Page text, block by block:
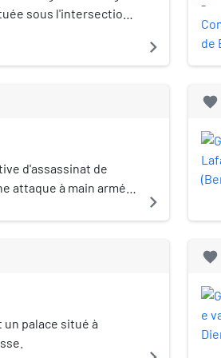
mondiale.
sous l'intersection
navigate_next
d'assassinat de
attaque à main armée
Ier, qu'il arrive à
il s'agit d'un des
avant, subit une
l'Ouest. Cela pousse
stratégies,
navigate_next
un palace situé à
favorite
favorite